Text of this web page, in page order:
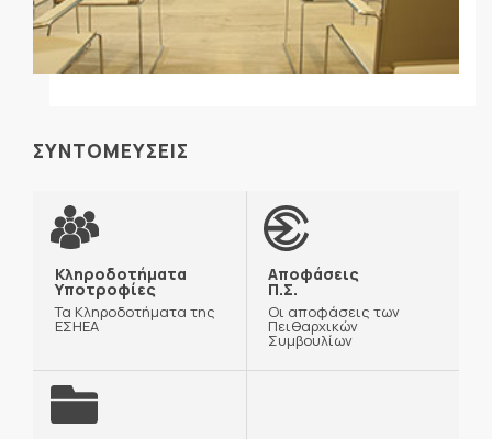
ΣΥΝΤΟΜΕΥΣΕΙΣ
Κληροδοτήματα
Υποτροφίες
Τα Κληροδοτήματα της
ΕΣΗΕΑ
Αποφάσεις
Π.Σ.
Οι αποφάσεις των
Πειθαρχικών
Συμβουλίων